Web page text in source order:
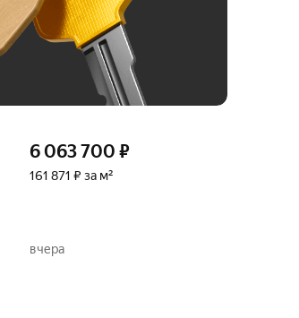
6 063 700 ₽
161 871 ₽ за м²
вчера